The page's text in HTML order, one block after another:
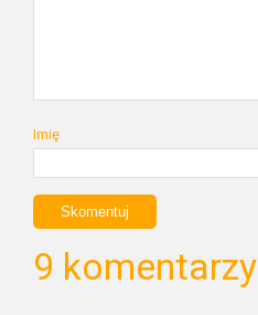
Imię
9 komentarzy